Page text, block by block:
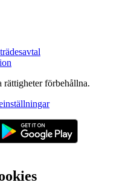
förbehållna.